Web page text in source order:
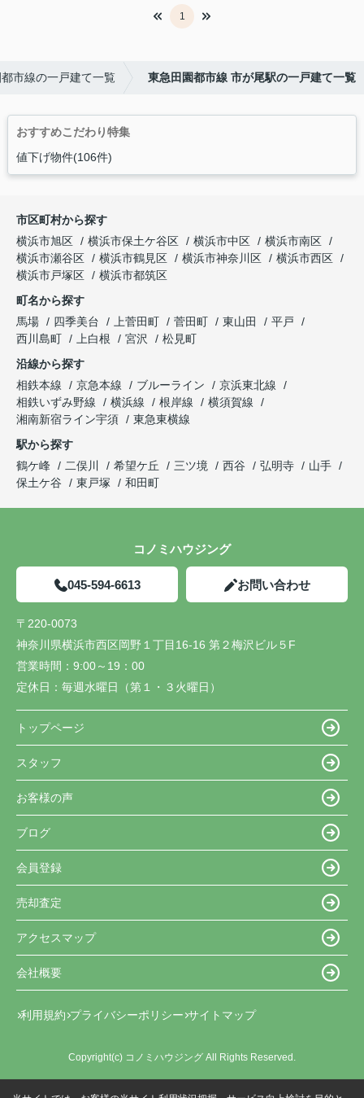
1
市線の一戸建て一覧 東急田園都市線 市が尾駅の一戸建て一覧
おすすめこだわり特集
値下げ物件(106件)
市区町村から探す
横浜市旭区
横浜市保土ケ谷区 横浜市中区
横浜市南区
横浜市瀬谷区
横浜市鶴見区 横浜市神奈川区
横浜市西区
横浜市戸塚区
横浜市都筑区
町名から探す
馬場
四季美台 上菅田町 菅田町 東山田
平戸
西川島町
上白根 宮沢
松見町
沿線から探す
相鉄本線
京急本線 ブルーライン
京浜東北線
相鉄いずみ野線
横浜線 根岸線
横須賀線
湘南新宿ライン宇須
東急東横線
駅から探す
鶴ケ峰
二俣川 希望ケ丘 三ツ境 西谷 弘明寺
山手
保土ケ谷
東戸塚 和田町
コノミハウジング
045-594-6613 お問い合わせ
〒220-0073
神奈川県横浜市西区岡野１丁目16-16 第２梅沢ビル５F
営業時間： 9:00～19：00
定休日： 毎週水曜日（第１・３火曜日）
トップページ
スタッフ
お客様の声
ブログ
会員登録
売却査定
アクセスマップ
会社概要
利用規約 プライバシーポリシー サイトマップ
Copyright(c) コノミハウジング All Rights Reserved.